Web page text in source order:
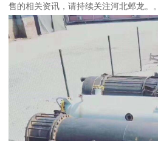
售的相关资讯，请持续关注河北邺龙。。